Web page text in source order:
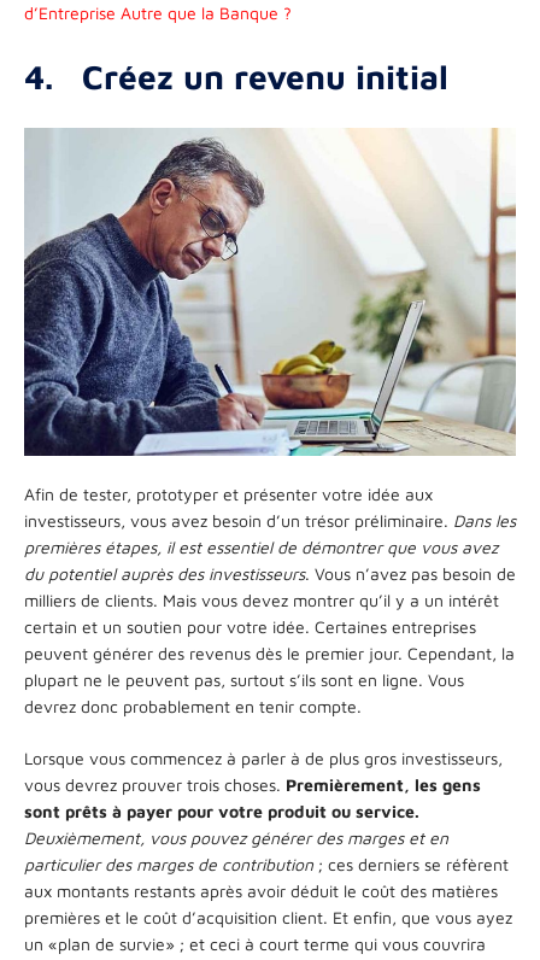
d’Entreprise Autre que la Banque ?
4. Créez un revenu initial
Afin de tester, prototyper et présenter votre idée aux
investisseurs, vous avez besoin d’un trésor préliminaire. Dans les
premières étapes, il est essentiel de démontrer que vous avez
du potentiel auprès des investisseurs. Vous n’avez pas besoin de
milliers de clients. Mais vous devez montrer qu’il y a un intérêt
certain et un soutien pour votre idée. Certaines entreprises
peuvent générer des revenus dès le premier jour. Cependant, la
plupart ne le peuvent pas, surtout s’ils sont en ligne. Vous
devrez donc probablement en tenir compte.
Lorsque vous commencez à parler à de plus gros investisseurs,
vous devrez prouver trois choses. Premièrement, les gens
sont prêts à payer pour votre produit ou service.
Deuxièmement, vous pouvez générer des marges et en
particulier des marges de contribution ; ces derniers se réfèrent
aux montants restants après avoir déduit le coût des matières
premières et le coût d’acquisition client. Et enfin, que vous ayez
un «plan de survie» ; et ceci à court terme qui vous couvrira